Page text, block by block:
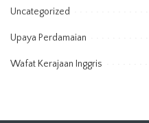
Uncategorized
Upaya Perdamaian
Wafat Kerajaan Inggris